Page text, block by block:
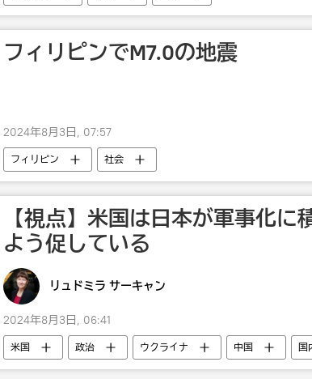
フィリピンでM7.0の地震
2024年8月3日, 07:57
フィリピン 社会
【視点】米国は日本が軍事化に
よう促している
リュドミラ サーキャン
2024年8月3日, 06:41
米国 政治 ウクライナ 中国 国
スプートニク
NATO オピニオン